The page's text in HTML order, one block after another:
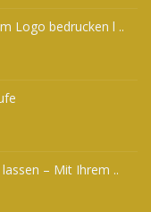
Logo bedrucken l ..
– Mit Ihrem ..